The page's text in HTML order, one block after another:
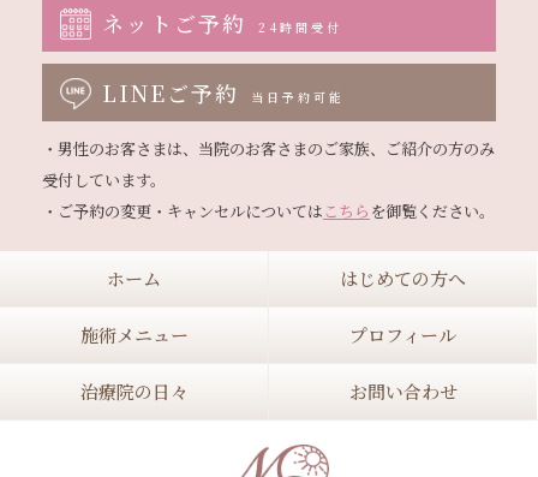
ネットご予約 24時間受付
LINEご予約 当日予約可能
・男性のお客さまは、当院のお客さまのご家族、ご紹介の方のみ
受付しています。
・ご予約の変更・キャンセルについてはこちら
ホーム はじめての方へ
施術メニュー プロフィール
治療院の日々 お問い合わせ